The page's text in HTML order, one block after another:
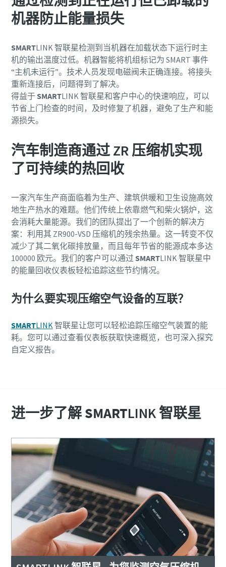
您需要了解的一切关于气力输送流程的信息
机器防止能量损失
SMARTLINK 智联星检测到当机器在加载状态下运行时主
机的输出温度过低。机器智能将机组标记为 SMART 事件
“主机未运行”。技术人员发现电磁阀未正确连接。将接头
重新连接后，问题得到了解决。
得益于 SMARTLINK 智联星和客户中心的快速响应，可以
节省上门检查的时间，及时修复了机器，避免了生产和能
源损失。
汽车制造商通过 ZR 压缩机实现
了可持续的热回收
一家汽车生产商面临着为生产、建筑供暖和卫生设施高效
地生产热水的难题。他们传统上依靠燃气和柴火锅炉，这
会消耗大量能源。我们的团队提出了一个创新的解决方
案：利用其 ZR900-VSD 压缩机的残余热量。这一转变不仅
减少了其二氧化碳排放量，而且每年节省的能源成本多达
100000 欧元。我们的客户可以通过 SMARTLINK 智联星中
的能量回收仪表板轻松追踪这些节约情况。
为什么要实现压缩空气设备的互联？
SMARTLINK智联星让您可以轻松追踪压缩空气装置的能
耗。您可以通过查看仪表板获取快速概览，也可深入探究
自定义报告。
进一步了解SMARTLINK 智联星
们的隐私政策。
同意按上述隐私政策规定跨
境传输本人的个人信息